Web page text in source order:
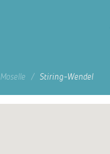
Moselle Stiring-Wendel